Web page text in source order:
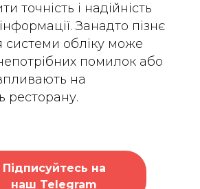
точність і надійність
Занадто пізнє
обліку може
помилок або
на
ресторану.
Підписуйтесь на
наш Telegram